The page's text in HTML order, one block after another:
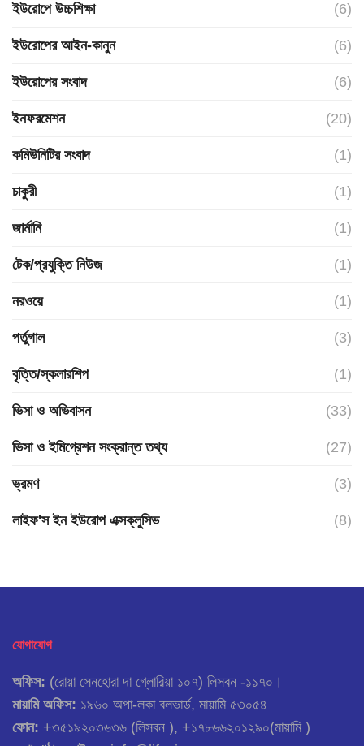
ইউরোপে উচ্চশিক্ষা (6)
ইউরোপের আইন-কানুন (6)
ইউরোপের সংবাদ (6)
ইনফরমেশন (20)
কমিউনিটির সংবাদ (1)
চাকুরী (1)
জার্মানি (1)
টেক/প্রযুক্তি নিউজ (1)
নরওয়ে (1)
পর্তুগাল (3)
বৃত্তি/স্কলারশিপ (1)
ভিসা ও অভিবাসন (33)
ভিসা ও ইমিগ্রেশন সংক্রান্ত তথ্য (27)
ভ্রমণ (3)
লাইফ'স ইন ইউরোপ এক্সক্লুসিভ (8)
যোগাযোগ
অফিস: (রোয়া সেনহোরা দা গ্লোরিয়া ১০৭) লিসবন -১১৭০।
মায়ামি অফিস: ১৯৬০ অপা-লকা বলভার্ড, মায়ামি ৫৩০৫৪
ফোন: +৩৫১৯২০৩৬৩৬ (লিসবন ), +১৭৮৬৬২০১২৯০(মায়ামি )